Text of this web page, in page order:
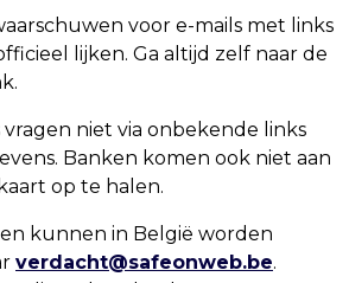
voor e-mails met links
lijken. Ga altijd zelf naar de
niet via onbekende links
Banken komen ook niet aan
op te halen.
kunnen in België worden
verdacht@safeonweb.be.